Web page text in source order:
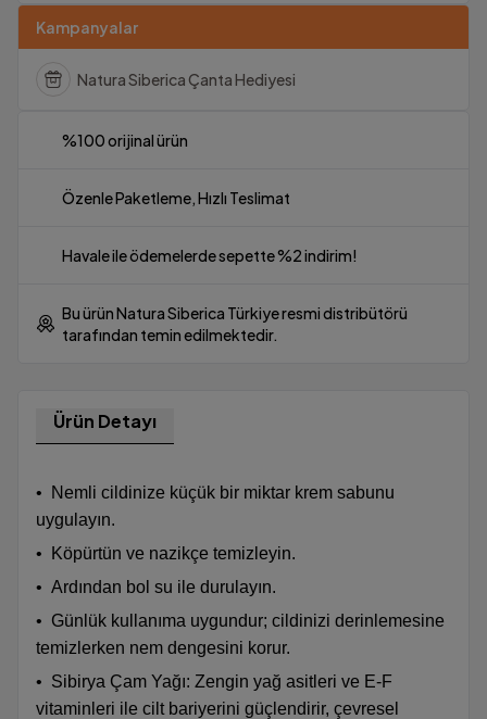
Kampanyalar
Natura Siberica Çanta Hediyesi
%100 orijinal ürün
Özenle Paketleme, Hızlı Teslimat
Havale ile ödemelerde sepette %2 indirim!
Bu ürün Natura Siberica Türkiye resmi distribütörü
tarafından temin edilmektedir.
Ürün Detayı
•
Nemli cildinize küçük bir miktar krem sabunu
uygulayın.
•
Köpürtün ve nazikçe temizleyin.
• Ardından bol su ile durulayın.
• Günlük kullanıma uygundur; cildinizi derinlemesine
temizlerken nem dengesini korur.
• Sibirya Çam Yağı: Zengin yağ asitleri ve E-F
vitaminleri ile cilt bariyerini güçlendirir, çevresel